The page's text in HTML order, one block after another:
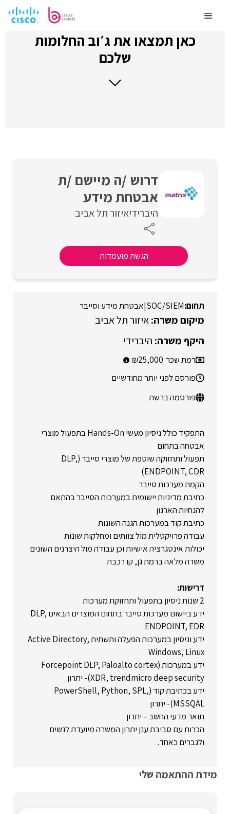
לתוכןMenu
כאן תמצאו את ג׳וב החלומות
שלכם
דרוש /ה מיישם /ת
אבטחת מידע
היברידיאיזור תל אביב
הגשת מועמדות
SOC/SIEM
|אבטחת מידע וסייבר
איזור תל אביב
היברידי
רמת שכר 25,000
פורסם לפני יותר מחודשיים
פורסמה ברשת
התפקיד כולל ניסיון מעשי Hands-On בתפעול מוצרי
אבטחה בתחום
תפעול ותחזוקה שוטפת של מוצרי סייבר (DLP,
ENDPOINT, CDR)
הקמת מערכות סייבר
כתיבת מדיניות יישומית במערכות הסייבר בהתאם
להנחיות הארגון
כתיבת קוד במערכות הגנה השונות
עבודה פרויקטלית מול צוותים ומחלקות שונות
יכולות אינטגרציה אישיות וכן עבודה מול היצרנים השונים
משרה מלאה ברמת גן, קו רכבת
דרישות:
2 שנות ניסיון בתפעול ותחזוקת מערכות
ידע ביישום מערכות סייבר בתחום המוצרים הבאים DLP,
ENDPOINT, EDR
ידע וניסיון במערכות הפעלה ותשתית Active Directory,
Windows, Linux
ידע במערכות (Forcepoint DLP, Paloalto cortex
XDR, trendmicro deep security)- יתרון
ידע בכתיבת קוד (PowerShell, Python, SPL,
MSSQAL)- יתרון
תואר מדעי החשב – יתרון
הכרות עם סביבת ענן יתרון המשרה מיועדת לנשים
ולגברים כאחד.
מידת ההתאמה שלי